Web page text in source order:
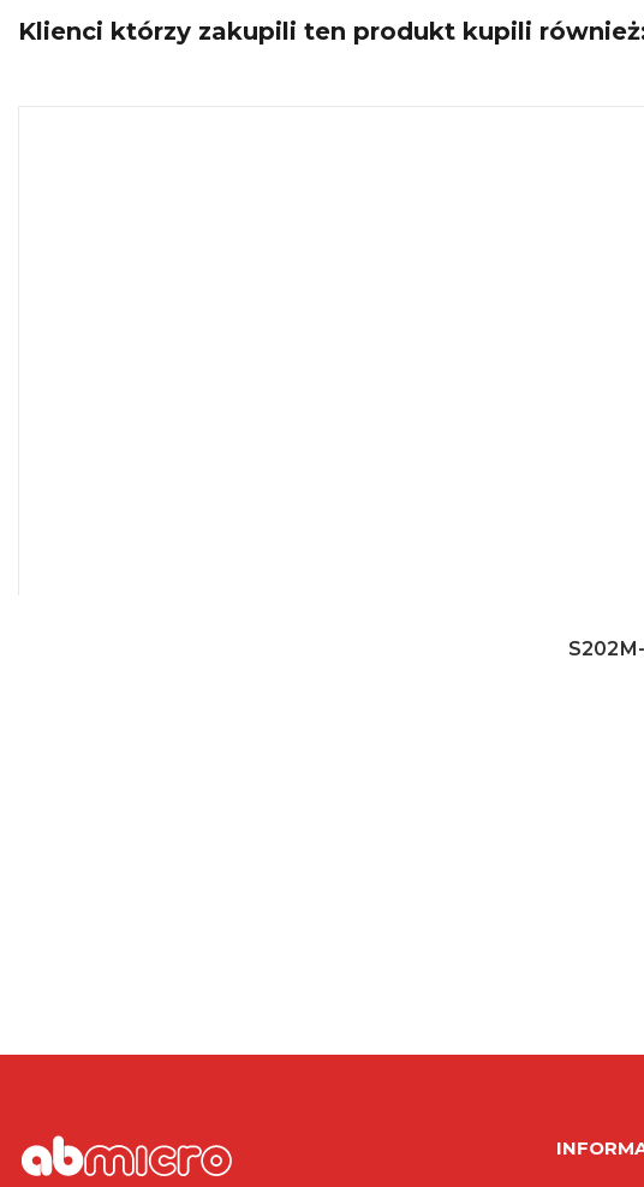
Klienci którzy zakupili ten produkt kupili